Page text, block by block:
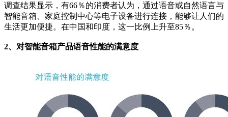
调查结果显示，有66％的消费者认为，通过语音或自然语言与
智能音箱、家庭控制中心等电子设备进行连接，能够让人们的
生活更加便捷。在中国和印度，这一比例上升至85％。
2、对智能音箱产品语音性能的满意度